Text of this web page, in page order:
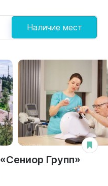
Наличие мест
Центр реабилитации «Сениор Групп»